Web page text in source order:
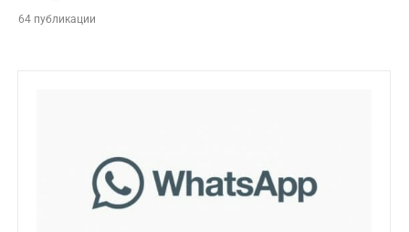
64 публикации